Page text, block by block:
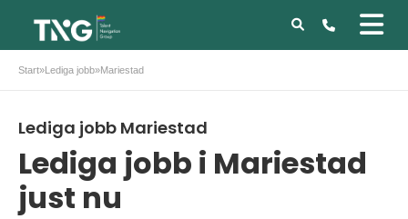
Start»Lediga jobb»Mariestad
Lediga jobb Mariestad
Lediga jobb i Mariestad
just nu